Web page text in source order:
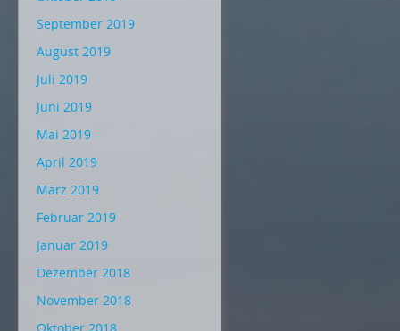
September 2019
August 2019
Juli 2019
Juni 2019
Mai 2019
April 2019
März 2019
Februar 2019
Januar 2019
Dezember 2018
November 2018